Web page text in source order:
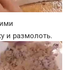
и размолоть.